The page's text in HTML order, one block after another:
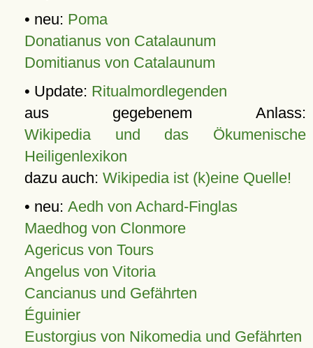
• neu: Poma
Donatianus von Catalaunum
Domitianus von Catalaunum
• Update: Ritualmordlegenden
aus gegebenem Anlass:
Wikipedia und das Ökumenische
Heiligenlexikon
dazu auch: Wikipedia ist (k)eine Quelle!
• neu: Aedh von Achard-Finglas
Maedhog von Clonmore
Agericus von Tours
Angelus von Vitoria
Cancianus und Gefährten
Éguinier
Eustorgius von Nikomedia und Gefährten